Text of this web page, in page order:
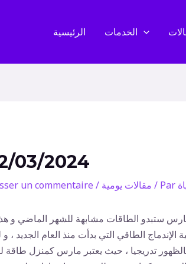
الرئيسية الخدمات
03/2024
un commentaire / مقالات يومية / Par
ستبدو الطاقات مشابهة للشهر الماضي و
الطاقي التي بدأت منذ العام الجديد ،
تدريجيا ، حيث يعتبر مارس كمنزل طاقة